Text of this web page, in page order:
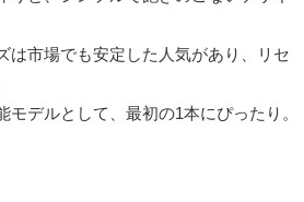
は市場でも安定した人気があり、リセ
モデルとして、最初の1本にぴったり。